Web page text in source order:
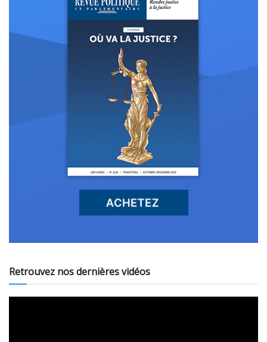
Retrouvez nos dernières vidéos